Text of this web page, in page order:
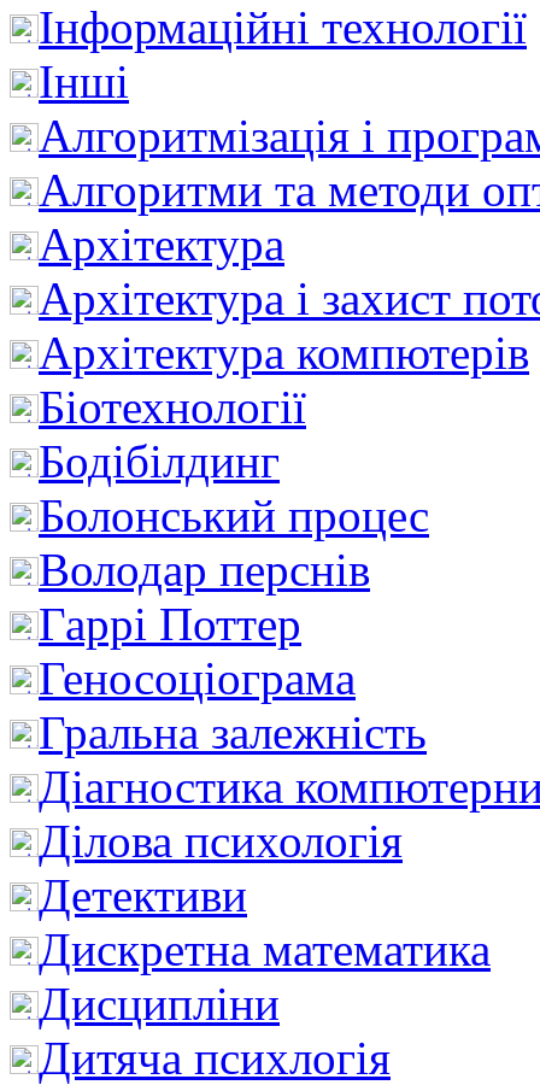
Інформаційні технології
Інші
Алгоритмізація і
Алгоритми та методи
Архітектура
Архітектура і захист
Архітектура компютерів
Біотехнології
Бодібілдинг
Болонський процес
Володар перснів
Гаррі Поттер
Геносоціограма
Гральна залежність
Діагностика
Ділова психологія
Детективи
Дискретна математика
Дисципліни
Дитяча психлогія